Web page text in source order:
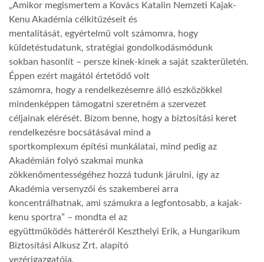
„Amikor megismertem a Kovács Katalin Nemzeti Kajak-
Kenu Akadémia célkitűzéseit és
mentalitását, egyértelmű volt számomra, hogy
küldetéstudatunk, stratégiai gondolkodásmódunk
sokban hasonlít – persze kinek-kinek a saját szakterületén.
Éppen ezért magától értetődő volt
számomra, hogy a rendelkezésemre álló eszközökkel
mindenképpen támogatni szeretném a szervezet
céljainak elérését. Bízom benne, hogy a biztosítási keret
rendelkezésre bocsátásával mind a
sportkomplexum építési munkálatai, mind pedig az
Akadémián folyó szakmai munka
zökkenőmentességéhez hozzá tudunk járulni, így az
Akadémia versenyzői és szakemberei arra
koncentrálhatnak, ami számukra a legfontosabb, a kajak-
kenu sportra” – mondta el az
együttműködés hátteréről Keszthelyi Erik, a Hungarikum
Biztosítási Alkusz Zrt. alapító
vezérigazgatója.